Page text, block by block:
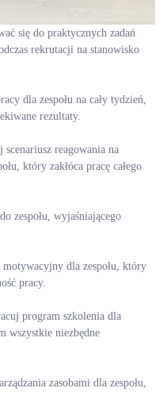
się do praktycznych zadań
rekrutacji na stanowisko
dla zespołu na cały tydzień,
rezultaty.
scenariusz reagowania na
który zakłóca pracę całego
zespołu, wyjaśniającego
dla zespołu, który
pracy.
program szkolenia dla
wszystkie niezbędne
zasobami dla zespołu,